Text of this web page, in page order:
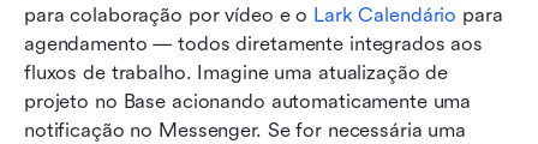
para colaboração por vídeo e o Lark Calendário para
agendamento — todos diretamente integrados aos
fluxos de trabalho. Imagine uma atualização de
projeto no Base acionando automaticamente uma
notificação no Messenger. Se for necessária uma